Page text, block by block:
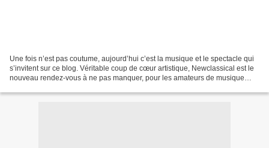
Une fois n’est pas coutume, aujourd’hui c’est la musique et le spectacle qui
s’invitent sur ce blog. Véritable coup de cœur artistique, Newclassical est le
nouveau rendez-vous à ne pas manquer, pour les amateurs de musique